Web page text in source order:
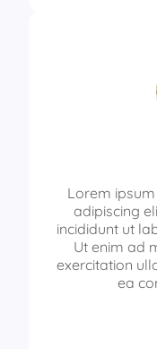
Lorem
adipiscing
incididunt ut
Ut enim ad
exercitation
ea